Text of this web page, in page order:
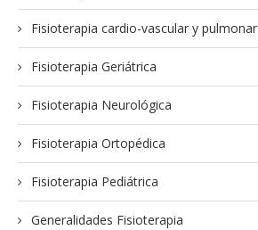
Fisioterapia cardio-vascular y pulmonar
Fisioterapia Geriátrica
Fisioterapia Neurológica
Fisioterapia Ortopédica
Fisioterapia Pediátrica
Generalidades Fisioterapia